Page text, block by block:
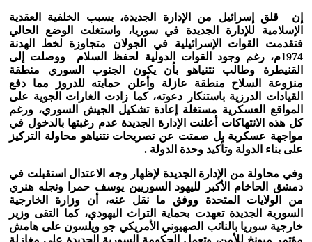
إن قلق إسرائيل من الإدارة الجديدة، بسبب الخلفية العقدية
الإسلامية للإدارة الجديدة في سوريا، واستغلت الوضع الحالي
فتقدمت القوات الإسرائيلية في الجولان متجاوزة لخط الهدنة
1974م، رغم وجود القوات الدولية لحفظ السلام ووصلت إلى
القنيطرة وطالب نتنياهو بأن يكون الجنوب السوري منطقة
منزوعة السلاح منطقة عازلة وأعلن حمايته للدروز مما دفع
القيادات الدرزية باستنكار دعوته، كما زادت الغارات الجوية على
المواقع العسكرية مستغلة إعادة تشكيل الجيش السوري، ورغم
كل هذه الانتهاكات أعلنت الإدارة الجديدة عدم رغبتها بالدخول في
مواجهة عسكرية بل صمتت عن تصريحات نتنياهو محاولة التركيز
على بناء الدولة وتأكيد وحدة الدولة .
وفي محاولة من الإدارة الجديدة لإظهار وجه الاعتدال استقبلت في
دمشق الحاخام الأكبر لليهود السوريين يوسف حمرا ونجله هنري
من الولايات المتحدة ووفق ما نقل عنه، أن وزارة الخارجية
السورية الجديدة تعهدت بحماية التراث اليهودي، كما التقى وزير
خارجية سوريا بالنائب الصهيوني الأمريكي جو ويلسون على هامش